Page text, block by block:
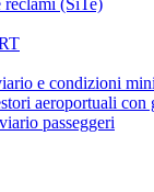
reclami (SiTe)
e condizioni
aeroportuali con
passeggeri